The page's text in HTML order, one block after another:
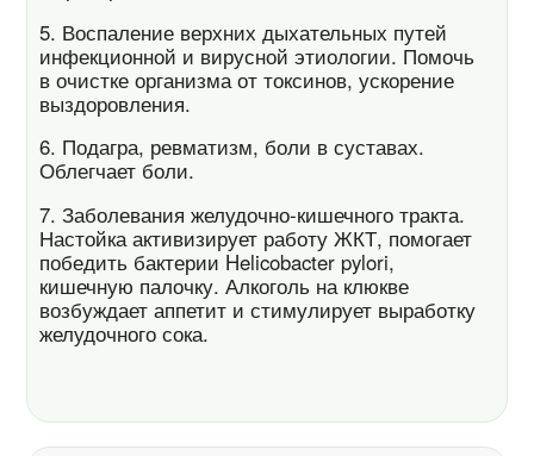
5. Воспаление верхних дыхательных путей
инфекционной и вирусной этиологии. Помочь
в очистке организма от токсинов, ускорение
выздоровления.
6. Подагра, ревматизм, боли в суставах.
Облегчает боли.
7. Заболевания желудочно-кишечного тракта.
Настойка активизирует работу ЖКТ, помогает
победить бактерии Helicobacter pylori,
кишечную палочку. Алкоголь на клюкве
возбуждает аппетит и стимулирует выработку
желудочного сока.